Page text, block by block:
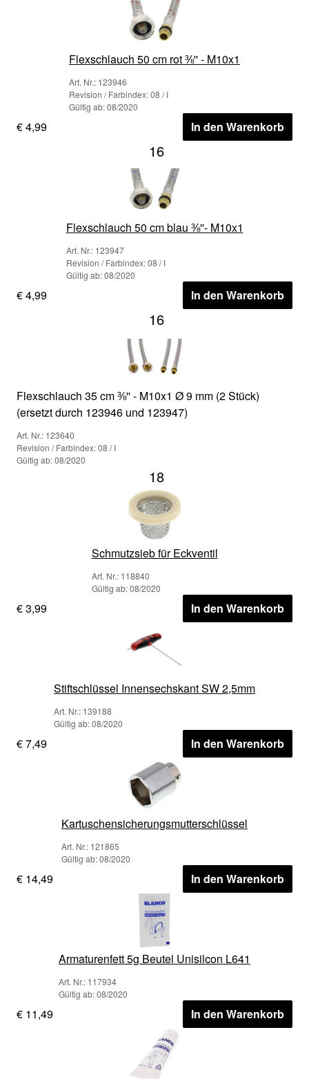
Flexschlauch 50 cm rot ⅜'' - M10x1
Art. Nr.: 123946
Revision / Farbindex: 08 / I
Gültig ab: 08/2020
€ 4,99 In den Warenkorb
16
Flexschlauch 50 cm blau ⅜''- M10x1
Art. Nr.: 123947
Revision / Farbindex: 08 / I
Gültig ab: 08/2020
€ 4,99 In den Warenkorb
16
Flexschlauch 35 cm ⅜'' - M10x1 Ø 9 mm (2 Stück)
(ersetzt durch 123946 und 123947)
Art. Nr.: 123640
Revision / Farbindex: 08 / I
Gültig ab: 08/2020
18
Schmutzsieb für Eckventil
Art. Nr.: 118840
Gültig ab: 08/2020
€ 3,99 In den Warenkorb
Stiftschlüssel Innensechskant SW 2,5mm
Art. Nr.: 139188
Gültig ab: 08/2020
€ 7,49 In den Warenkorb
Kartuschensicherungsmutterschlüssel
Art. Nr.: 121865
Gültig ab: 08/2020
€ 14,49 In den Warenkorb
Armaturenfett 5g Beutel Unisilcon L641
Art. Nr.: 117934
Gültig ab: 08/2020
€ 11,49 In den Warenkorb